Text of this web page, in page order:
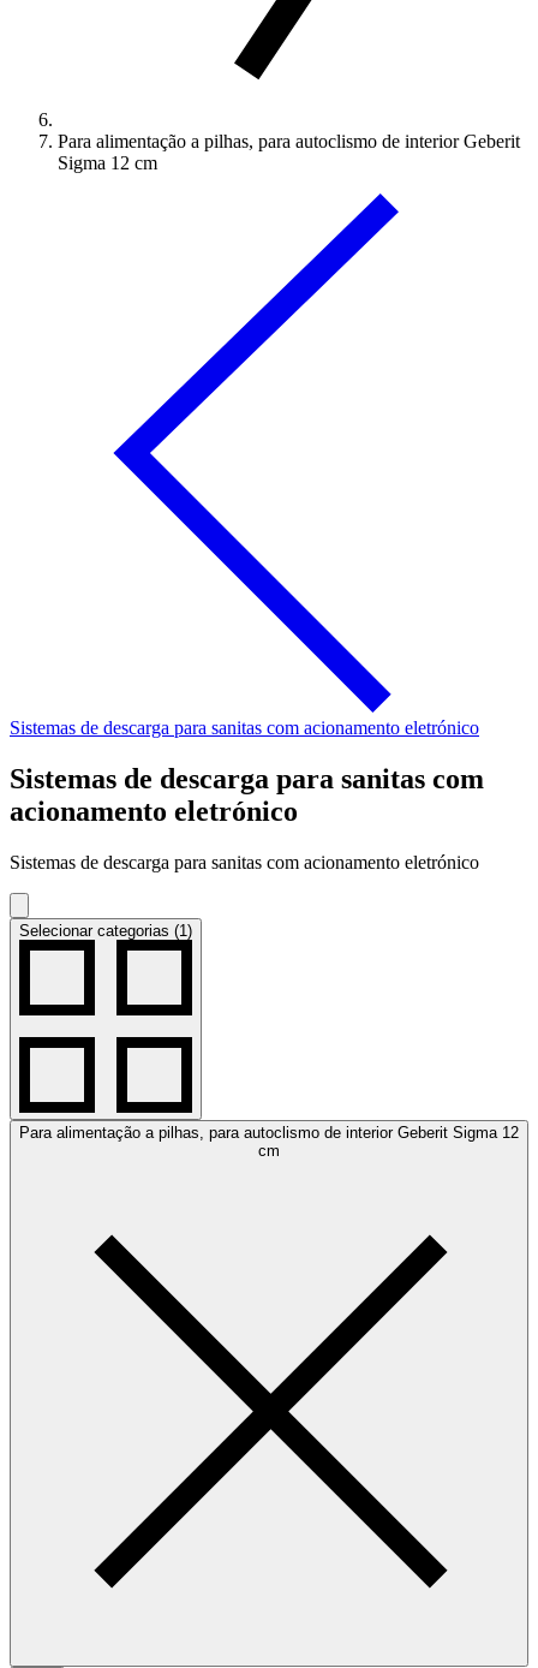
Para alimentação a pilhas, para autoclismo de interior Geberit
Sigma 12 cm
Sistemas de descarga para sanitas com acionamento eletrónico
Sistemas de descarga para sanitas com
acionamento eletrónico
Sistemas de descarga para sanitas com acionamento eletrónico
Selecionar categorias (1)
Para alimentação a pilhas, para autoclismo de interior Geberit Sigma 12
cm